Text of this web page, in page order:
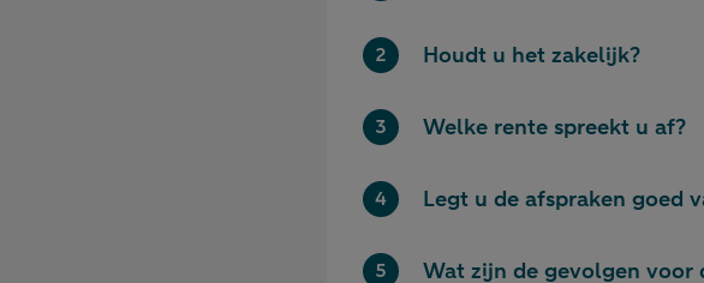
Houdt u het zakelijk?
Welke rente spreekt u af?
Legt u de afspraken goed
Wat zijn de gevolgen voor